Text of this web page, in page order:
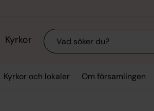
Kyrkor Sök
Kyrkor och lokaler Om församlingen